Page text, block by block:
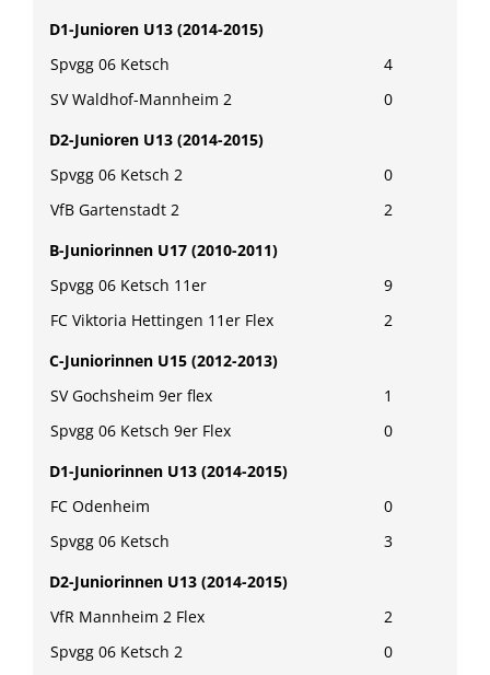
D1-Junioren U13 (2014-2015)
Spvgg 06 Ketsch
4
SV Waldhof-Mannheim 2
0
D2-Junioren U13 (2014-2015)
Spvgg 06 Ketsch 2
0
VfB Gartenstadt 2
2
B-Juniorinnen U17 (2010-2011)
Spvgg 06 Ketsch 11er
9
FC Viktoria Hettingen 11er Flex
2
C-Juniorinnen U15 (2012-2013)
SV Gochsheim 9er flex
1
Spvgg 06 Ketsch 9er Flex
0
D1-Juniorinnen U13 (2014-2015)
FC Odenheim
0
Spvgg 06 Ketsch
3
D2-Juniorinnen U13 (2014-2015)
VfR Mannheim 2 Flex
2
Spvgg 06 Ketsch 2
0